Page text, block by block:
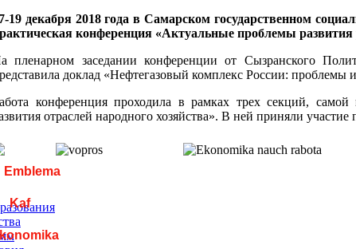
19 декабря 2018 года в Самарском государственном
конференция «Актуальные проблемы
пленарном заседании конференции от Сызранского
доклад «Нефтегазовый комплекс России: проблемы
конференция проходила в рамках трех секций,
отраслей народного хозяйства». В ней приняли